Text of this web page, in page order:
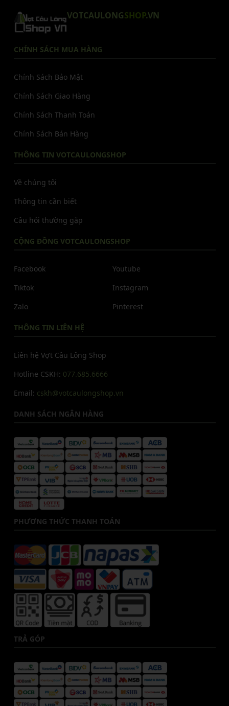
VOTCAULONGSHOP.VN
CHÍNH SÁCH MUA HÀNG
Chính Sách Bảo Mật
Chính Sách Giao Hàng
Chính Sách Thanh Toán
Chính Sách Bán Hàng
THÔNG TIN VOTCAULONGSHOP
Về chúng tôi
Thông tin cần biết
Câu hỏi thường gặp
CỘNG ĐỒNG VOTCAULONGSHOP
Facebook
Tiktok
Zalo
Youtube
Instagram
Pinterest
THÔNG TIN LIÊN HỆ
Liên hệ Vợt Cầu Lông Shop
Hotline CSKH: 077.685.6666
Email: cskh@votcaulongshop.vn
DANH SÁCH NGÂN HÀNG
PHƯƠNG THỨC THANH TOÁN
TRẢ GÓP